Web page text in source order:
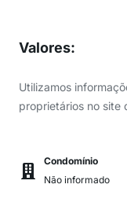
Valores:
Utilizamos
proprietários no site
Condomínio
Não informado